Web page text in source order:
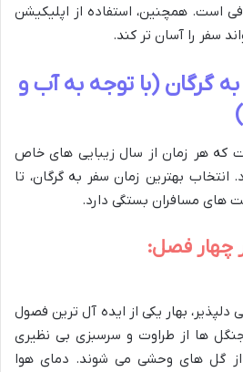
است. همچنین، استفاده از اپلیکیشن
سفر را آسان تر کند.
گرگان (با توجه به آب و
که هر زمان از سال زیبایی های خاص
بهترین زمان سفر به گرگان، تا
های مسافران بستگی دارد.
چهار فصل:
بهار یکی از ایده آل ترین فصول
ها از طراوت و سرسبزی بی نظیری
از گل های وحشی می شوند. دمای هوا